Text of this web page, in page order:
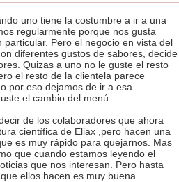
uno tiene la costumbre a ir a una
regularmente porque nos gusta
Pero el negocio en vista del
diferentes gustos de sabores, decide
Quizas a uno no le guste el resto
el resto de la clientela parece
por eso dejamos de ir a esa
el cambio del menú.
de los colaboradores que ahora
científica de Eliax ,pero hacen una
es muy rápido para quejarnos. Mas
que cuando estamos leyendo el
que nos interesan. Pero hasta
ellos hacen es muy buena.